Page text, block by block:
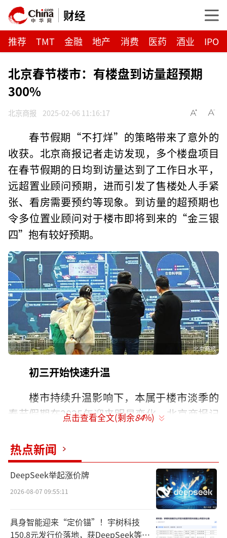
财经
推荐 TMT 金融 地产 消费 医药 酒业 IPO
北京春节楼市：有楼盘到访量超预期
300%
北京商报 2025-02-06 11:16:17
春节假期“不打烊”的策略带来了意外的
收获。北京商报记者走访发现，多个楼盘项目
在春节假期的日均到访量达到了工作日水平，
远超置业顾问预期，进而引发了售楼处人手紧
张、看房需要预约等现象。到访量的超预期也
令多位置业顾问对于楼市即将到来的“金三银
四”抱有较好预期。
初三开始快速升温
楼市持续升温影响下，本属于楼市淡季的
春节假期在2025年迎来明显变化。北京商报记
在2025年春节假期成为购房者过节期间的新去
处。
从事新盘项目置业顾问五年的保利建工嘉
华天珺王小强告诉北京商报记者，在此前工作
的楼盘，考虑到春节假期购房者到店数量少、
点击查看全文(剩余84%)
热点新闻
DeepSeek举起涨价牌
2026-08-07 09:55:11
具身智能迎来“定价锚”！宇树科技
150.8元发行价落地，获DeepSeek等豪